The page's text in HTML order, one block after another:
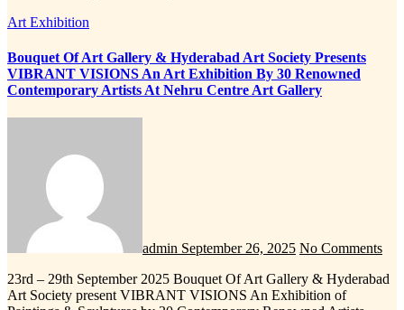
Art Exhibition
Bouquet Of Art Gallery & Hyderabad Art Society Presents
VIBRANT VISIONS An Art Exhibition By 30 Renowned
Contemporary Artists At Nehru Centre Art Gallery
admin September 26, 2025 No Comments
23rd – 29th September 2025 Bouquet Of Art Gallery & Hyderabad
Art Society present VIBRANT VISIONS An Exhibition of